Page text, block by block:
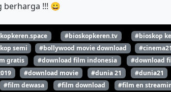
berharga !!! 😀
#bioskopkeren.tv #bioskop
semi #bollywood movie download #cinema21
gratis #download film indonesia #download
#download movie #dunia 21 #dunia21
#film dewasa #film download #film en